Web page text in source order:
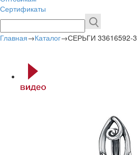
Сертификаты
Главная→Каталог→СЕРЬГИ 33616592-3